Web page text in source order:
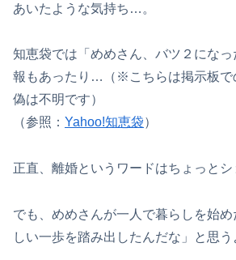
あいたような気持ち…。
知恵袋では「めめさん、バツ２にな
報もあったり…（※こちらは掲示板で
偽は不明です）
（参照： Yahoo!知恵袋）
正直、離婚というワードはちょっとシ
でも、めめさんが一人で暮らしを始
しい一歩を踏み出したんだな」と思う